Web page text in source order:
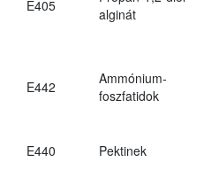
E405
alginát
E442
Ammónium-
foszfatidok
E440 Pektinek